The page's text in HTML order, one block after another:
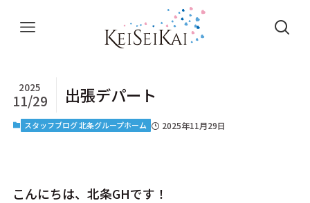
出張デパート
2025
11/29
スタッフブログ 北条グループホーム 2025年11月29日
こんにちは、北条GHです！